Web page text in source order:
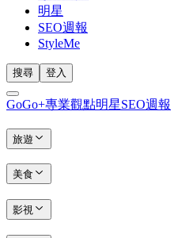
明星
SEO週報
StyleMe
搜尋 登入
GoGo+專業觀點明星SEO週報
旅遊
美食
影視